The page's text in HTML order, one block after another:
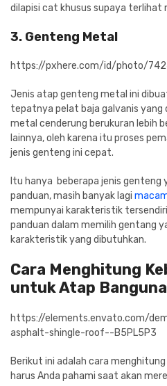
dilapisi cat khusus supaya terlihat
3. Genteng Metal
https://pxhere.com/id/photo/
Jenis atap genteng metal ini
tepatnya pelat baja galvanis yang
metal cenderung berukuran lebih
lainnya, oleh karena itu proses
jenis genteng ini cepat.
Itu hanya beberapa jenis genteng
panduan, masih banyak lagi
mempunyai karakteristik
panduan dalam memilih gentang
karakteristik yang dibutuhkan.
Cara Menghitung
untuk Atap
https://elements.envato.com/
asphalt-shingle-roof--B5PL5P3
Berikut ini adalah cara
harus Anda pahami saat akan